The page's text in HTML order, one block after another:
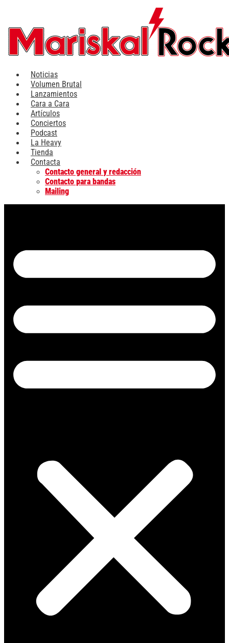
contenido
Noticias
Volumen Brutal
Lanzamientos
Cara a Cara
Artículos
Conciertos
Podcast
La Heavy
Tienda
Contacta
Contacto general y redacción
Contacto para bandas
Mailing